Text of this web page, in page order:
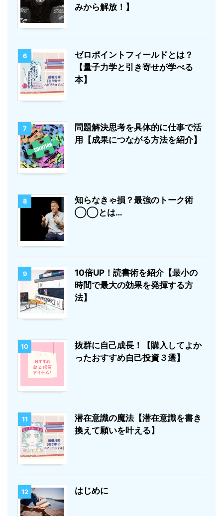
みから解放！】
6
ゼロポイントフィールドとは？
【量子力学と引き寄せが学べる
本】
7
問題解決思考を具体的に仕事で活
用【成果につながる方法を紹介】
8
知らなきゃ損？最強のトーク術
◯◯とは…
9
10倍UP！読書術を紹介【最小の
時間で最大の効果を発揮する方
法】
10
抜群に自己成長！【購入してよか
ったおすすめ自己投資３選】
11
潜在意識の魔法【潜在意識を書き
換えて願いを叶える】
12 はじめに